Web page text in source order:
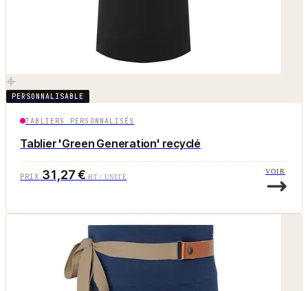
PERSONNALISABLE
TABLIERS PERSONNALISÉS
Tablier 'Green Generation' recyclé
PRIX 31,27 €HT / UNITÉ
VOIR